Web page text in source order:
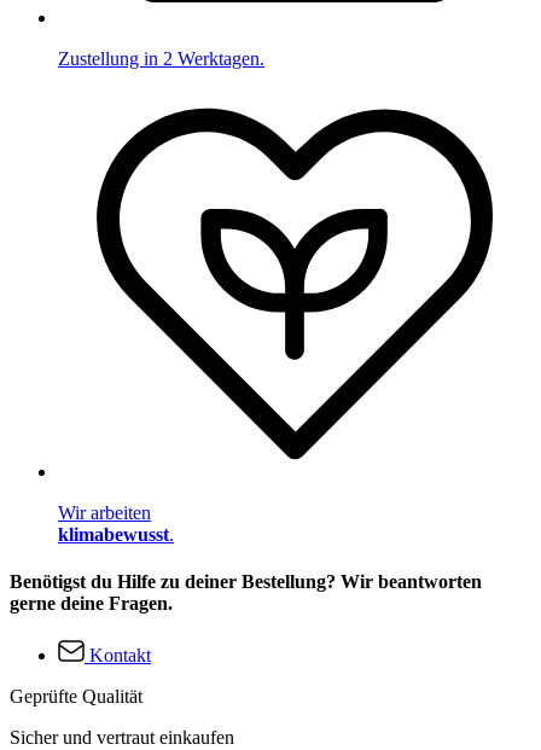
Zustellung in 2 Werktagen.
Wir arbeiten
klimabewusst.
Benötigst du Hilfe zu deiner Bestellung? Wir beantworten
gerne deine Fragen.
Kontakt
Geprüfte Qualität
Sicher und vertraut einkaufen